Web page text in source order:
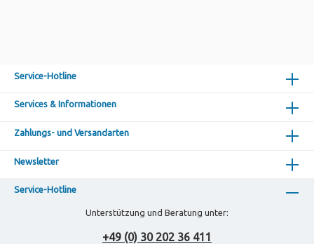
Service-Hotline
Services & Informationen
Zahlungs- und Versandarten
Newsletter
Service-Hotline
Unterstützung und Beratung unter:
+49 (0) 30 202 36 411